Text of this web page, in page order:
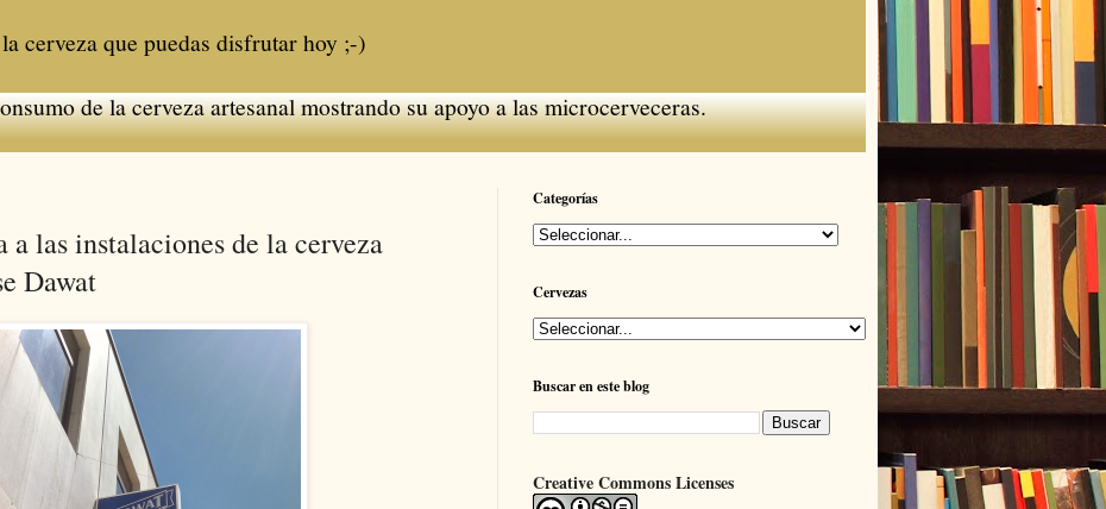
cerveza que puedas disfrutar hoy ;-)
de la cerveza artesanal mostrando su apoyo a las microcerveceras.
las instalaciones de la cerveza
Dawat
Categorías
Cervezas
Buscar en este blog
Creative Commons Licenses